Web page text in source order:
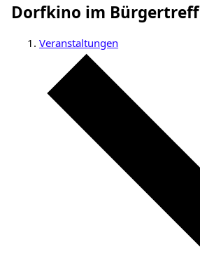
Dorfkino im Bürgertreff
Veranstaltungen